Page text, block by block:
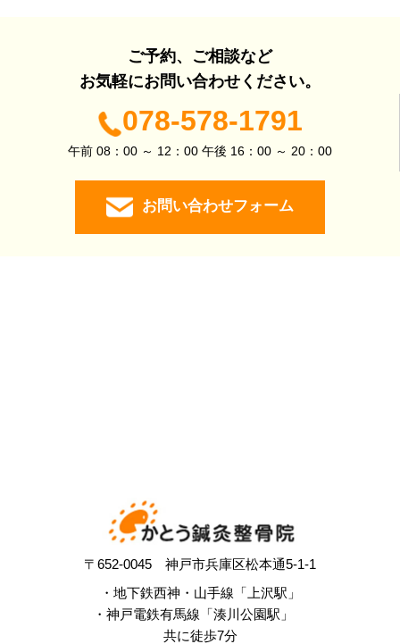
ご予約、ご相談など
お気軽にお問い合わせください。
078-578-1791
午前 08：00 ～ 12：00 午後 16：00 ～ 20：00
お問い合わせフォーム
〒652-0045 神戸市兵庫区松本通5-1-1
・地下鉄西神・山手線「上沢駅」
・神戸電鉄有馬線「湊川公園駅」
共に徒歩7分